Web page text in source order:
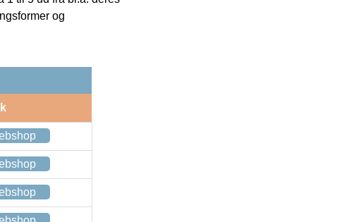
og